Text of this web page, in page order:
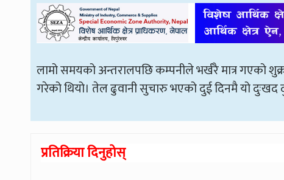
लामो समयको अन्तरालपछि कम्पनीले भर्खरै मात्र गएको
गरेको थियो। तेल ढुवानी सुचारु भएको दुई दिनमै यो दुःखद
प्रतिक्रिया दिनुहोस्